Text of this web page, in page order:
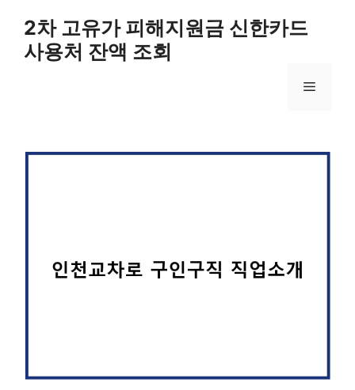
2차 고유가 피해지원금 신한카드
사용처 잔액 조회
메